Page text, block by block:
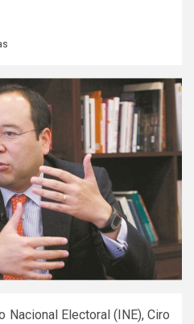
Nacional Electoral (INE), Ciro